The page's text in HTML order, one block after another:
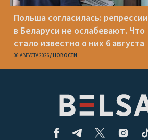
Польша согласилась: репрессии
в Беларуси не ослабевают. Что
стало известно о них 6 августа
06 АВГУСТА 2026 НОВОСТИ